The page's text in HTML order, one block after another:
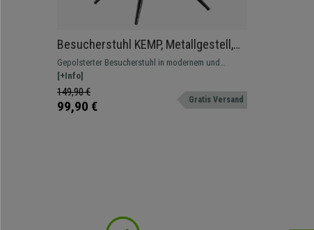
Besucherstuhl KEMP, Metallgestell,
drehbar und komfortabel, Stoffbezug,
Farbe Dunkelgrau
Gepolsterter Besucherstuhl in modernem und
zeitgemäßem Design. In verschiedenen Farben
erhältlich.
[+Info]
149,90 €
99,90 € Gratis Versand